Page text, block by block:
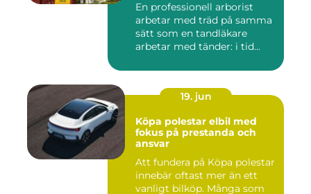
En professionell arborist
arbetar med träd på samma
sätt som en tandläkare
arbetar med tänder: i tid...
19. jun
Köpa polestar elbil med
fokus på prestanda och
ansvar
Att fundera på Köpa polestar
innebär oftast mer än ett
vanligt bilköp. Många som